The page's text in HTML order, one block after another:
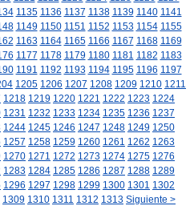
1135 1136 1137 1138 1139 1140 1141
1149 1150 1151 1152 1153 1154 1155
1163 1164 1165 1166 1167 1168 1169
1177 1178 1179 1180 1181 1182 1183
1191 1192 1193 1194 1195 1196 1197
1205 1206 1207 1208 1209 1210 1211
1218 1219 1220 1221 1222 1223 1224
1231 1232 1233 1234 1235 1236 1237
1244 1245 1246 1247 1248 1249 1250
1257 1258 1259 1260 1261 1262 1263
1270 1271 1272 1273 1274 1275 1276
1283 1284 1285 1286 1287 1288 1289
1296 1297 1298 1299 1300 1301 1302
1309 1310 1311 1312 1313 Siguiente >